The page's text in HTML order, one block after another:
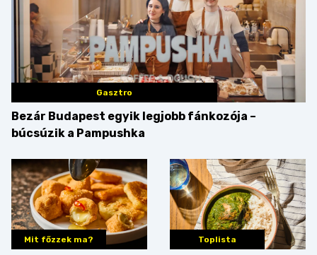
Gasztro
Bezár Budapest egyik legjobb fánkozója –
búcsúzik a Pampushka
Mit főzzek ma? Toplista